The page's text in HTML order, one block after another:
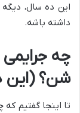
این ده سال،
داشته باشه.
چه
شن؟ (این
تا اینجا گفتیم